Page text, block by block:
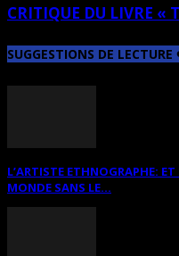
CRITIQUE DU LIVRE «
SUGGESTIONS DE
L’ARTISTE ETHNOGRAPHE:
MONDE SANS LE...